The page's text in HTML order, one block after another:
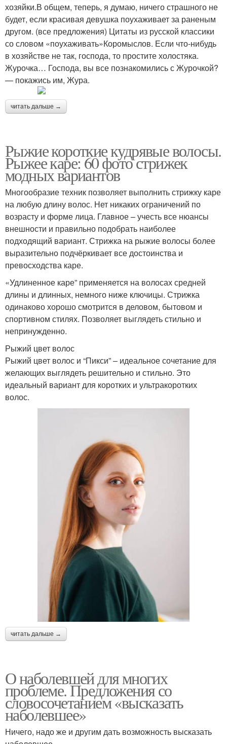
хозяйки.В общем, теперь, я думаю, ничего страшного не
будет, если красивая девушка поухаживает за раненым
другом. (все предложения) Цитаты из русской классики
со словом «поухаживать»Коромыслов. Если что-нибудь
в хозяйстве не так, господа, то простите холостяка.
Журочка… Господа, вы все познакомились с Журочкой?
— покажись им, Жура.
читать дальше →
Рыжие короткие кудрявые волосы.
Рыжее каре: 60 фото стрижек
модных вариантов
Многообразие техник позволяет выполнить стрижку каре
на любую длину волос. Нет никаких ограничений по
возрасту и форме лица. Главное – учесть все нюансы
внешности и правильно подобрать наиболее
подходящий вариант. Стрижка на рыжие волосы более
выразительно подчёркивает все достоинства и
превосходства каре.
«Удлиненное каре” применяется на волосах средней
длины и длинных, немного ниже ключицы. Стрижка
одинаково хорошо смотрится в деловом, бытовом и
спортивном стилях. Позволяет выглядеть стильно и
непринужденно.
Рыжий цвет волос
Рыжий цвет волос и “Пикси” – идеальное сочетание для
желающих выглядеть решительно и стильно. Это
идеальный вариант для коротких и ультракоротких
волос.
читать дальше →
О наболевшей для многих
проблеме. Предложения со
словосочетанием «высказать
наболевшее»
Ничего, надо же и другим дать возможность высказать